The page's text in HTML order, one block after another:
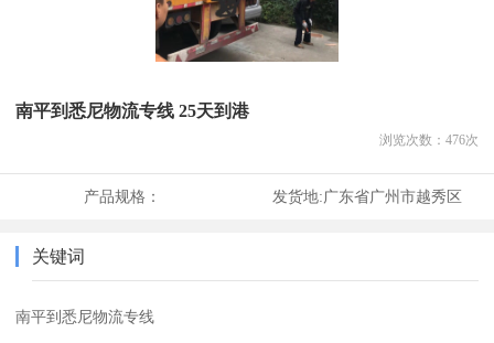
南平到悉尼物流专线 25天到港
浏览次数： 476次
产品规格： 发货地:广东省广州市越秀区
关键词
南平到悉尼物流专线